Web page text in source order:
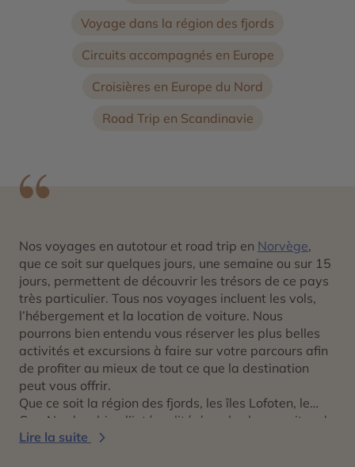
Voyage dans la région des fjords
Circuits accompagnés en Europe
Croisières en Europe du Nord
Road Trip en Scandinavie
Nos voyages en autotour et road trip en Norvège,
que ce soit sur quelques jours, une semaine ou sur 15
jours, permettent de découvrir les trésors de ce pays
très particulier. Tous nos voyages incluent les vols,
l’hébergement et la location de voiture. Nous
pourrons bien entendu vous réserver les plus belles
activités et excursions à faire sur votre parcours afin
de profiter au mieux de tout ce que la destination
peut vous offrir.
Que ce soit la région des fjords, les îles Lofoten, le
Cap Nord ou bien l’intégralité des plus beaux sites du
pays, vous pourrez profiter de la liberté d’une
Lire la suite